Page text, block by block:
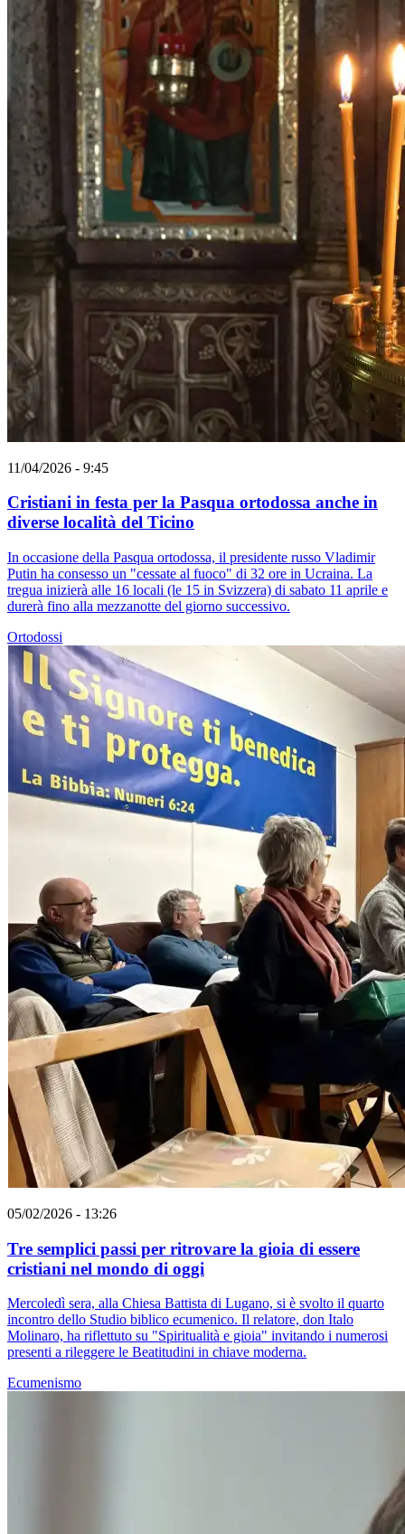
11/04/2026 - 9:45
Cristiani in festa per la Pasqua ortodossa anche in
diverse località del Ticino
In occasione della Pasqua ortodossa, il presidente russo Vladimir
Putin ha consesso un "cessate al fuoco" di 32 ore in Ucraina. La
tregua inizierà alle 16 locali (le 15 in Svizzera) di sabato 11 aprile e
durerà fino alla mezzanotte del giorno successivo.
Ortodossi
05/02/2026 - 13:26
Tre semplici passi per ritrovare la gioia di essere
cristiani nel mondo di oggi
Mercoledì sera, alla Chiesa Battista di Lugano, si è svolto il quarto
incontro dello Studio biblico ecumenico. Il relatore, don Italo
Molinaro, ha riflettuto su "Spiritualità e gioia" invitando i numerosi
presenti a rileggere le Beatitudini in chiave moderna.
Ecumenismo